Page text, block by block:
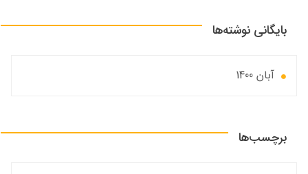
بایگانی نوشته‌ها
آبان 1400
برچسب‌ها